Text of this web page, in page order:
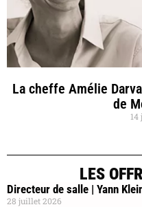
La cheffe Amélie
de
LES
Directeur de salle | Yann
28 juillet 2026